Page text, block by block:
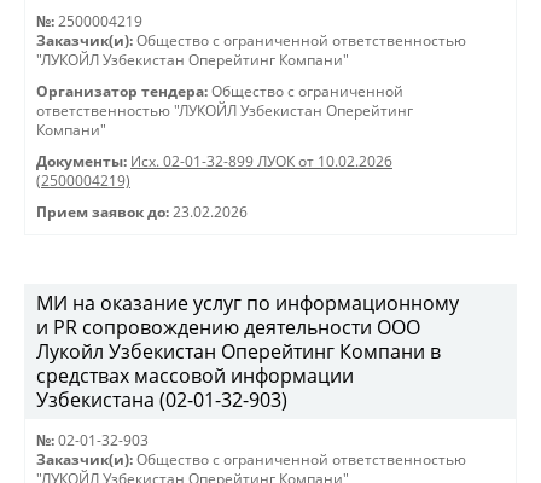
№: 2500004219
Заказчик(и): Общество с ограниченной ответственностью
"ЛУКОЙЛ Узбекистан Оперейтинг Компани"
Организатор тендера: Общество с ограниченной
ответственностью "ЛУКОЙЛ Узбекистан Оперейтинг
Компани"
Документы: Исх. 02-01-32-899 ЛУОК от 10.02.2026
(2500004219)
Прием заявок до: 23.02.2026
МИ на оказание услуг по информационному
и PR сопровождению деятельности ООО
Лукойл Узбекистан Оперейтинг Компани в
средствах массовой информации
Узбекистана (02-01-32-903)
№: 02-01-32-903
Заказчик(и): Общество с ограниченной ответственностью
"ЛУКОЙЛ Узбекистан Оперейтинг Компани"